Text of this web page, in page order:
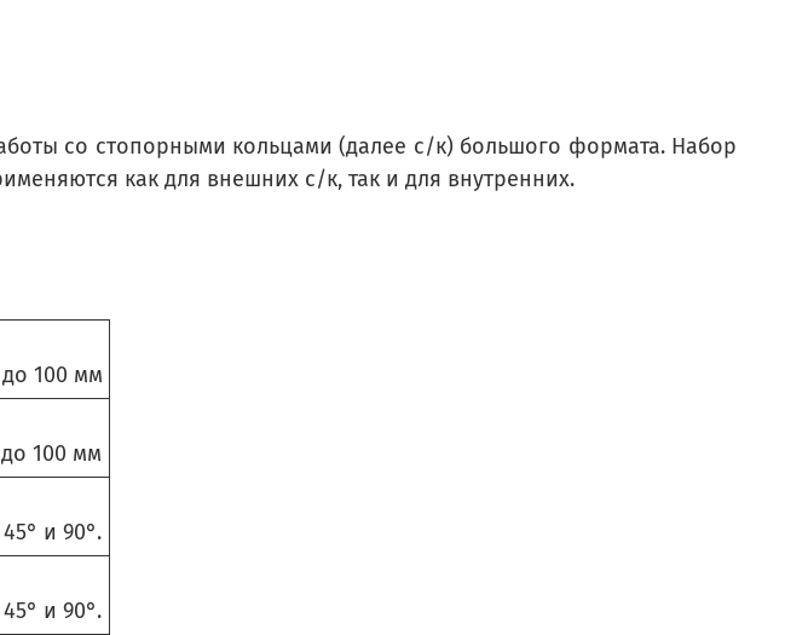
со стопорными кольцами (далее с/к) большого формата. Набор
как для внешних с/к, так и для внутренних.
100 мм
100 мм
и 90°.
и 90°.